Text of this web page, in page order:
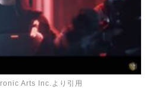
Arts Inc.より引用